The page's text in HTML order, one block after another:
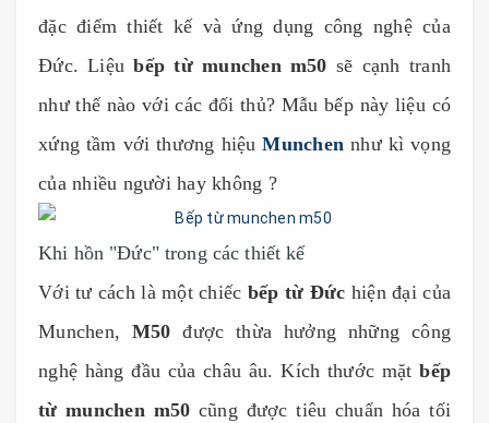
đặc điểm thiết kế và ứng dụng công nghệ của
Đức. Liệubếp từ munchen m50 sẽ cạnh tranh
như thế nào với các đối thủ? Mẫu bếp này liệu có
xứng tầm với thương hiệuMunchen như kì vọng
của nhiều người hay không ?
Khi hồn "Đức" trong các thiết kế
Với tư cách là một chiếc bếp từ Đức hiện đại của
Munchen, M50 được thừa hưởng những công
nghệ hàng đầu của châu âu. Kích thước mặtbếp
từ munchen m50 cũng được tiêu chuẩn hóa tối